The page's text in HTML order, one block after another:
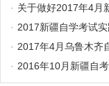
· 关于做好2017年4月
· 2017新疆自学考试
· 2017年4月乌鲁木齐
· 2016年10月新疆自考